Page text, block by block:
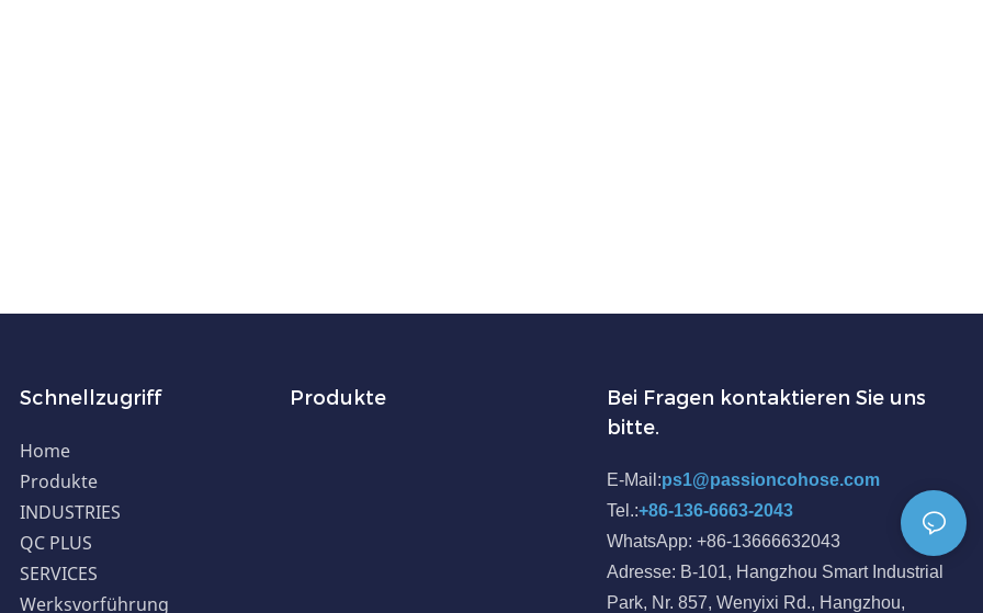
Schnellzugriff
Home
Produkte
INDUSTRIES
QC PLUS
SERVICES
Werksvorführung
Produkte
Bei Fragen kontaktieren Sie uns
bitte.
E-Mail:ps1@passioncohose.com
Tel.:+86-136-6663-2043
WhatsApp: +86-13666632043
Adresse: B-101, Hangzhou Smart Industrial
Park, Nr. 857, Wenyixi Rd., Hangzhou,